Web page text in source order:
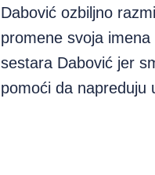
Dabović ozbiljno
promene svoja
sestara Dabović jer
pomoći da napreduju